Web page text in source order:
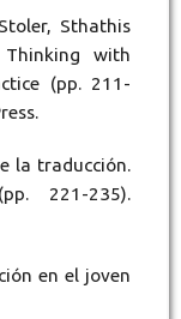
Sthathis
Thinking with
(pp. 211-
la traducción.
221-235).
en el joven